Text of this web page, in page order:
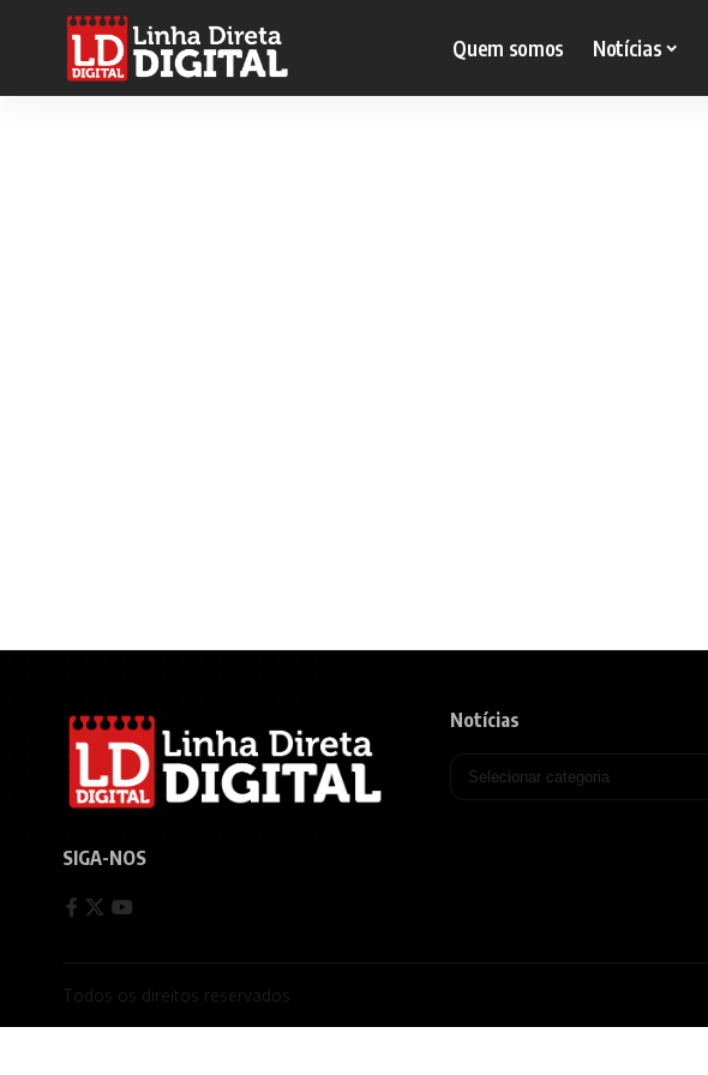
Quem somos Notícias
SIGA-NOS
Notícias
Todos os direitos reservados